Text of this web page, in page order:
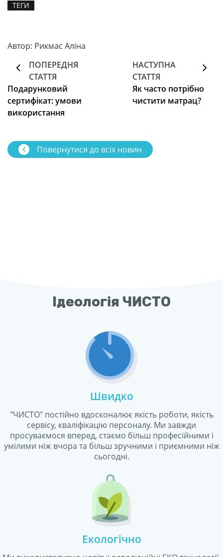
ТЕГИ
Автор: Рикмас Аліна
ПОПЕРЕДНЯ
СТАТТЯ
Подарунковий
сертифікат: умови
икористання
НАСТУПНА
СТАТТЯ
Як часто потрібно
чистити матрац?
Повернутися до всіх новин
Ідеологія ЧИСТО
Швидко
"ЧИСТО" постійно вдосконалює якість роботи, якість
сервісу, кваліфікацію персоналу. Ми завжди
просуваємося вперед, стаємо більш професійними і
умілими ніж вчора та більш зручними і приємними ніж
сьогодні.
Екологічно